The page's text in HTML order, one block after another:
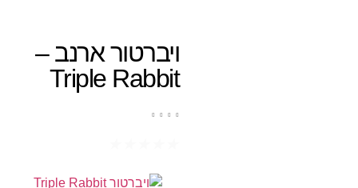
ויברטור ארנב –
Triple Rabbit